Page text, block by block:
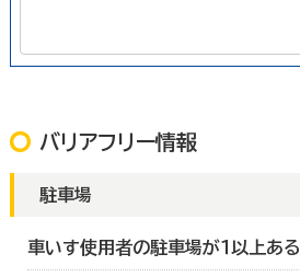
バリアフリー情報
駐車場
車いす使用者の駐車場が１以上ある